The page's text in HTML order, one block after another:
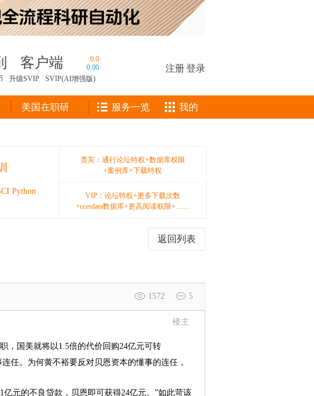
客户端
0.0
0.00
升级SVIP SVIP(AI增强版)
注册登录
美国在职研 服务一览 我的
Python
贵宾：通行论坛特权+数据库权限
+案例库+下载特权
VIP：论坛特权+更多下载次数
+ccerdata数据库+更高阅读权限+……
返回列表
1572 5
楼主
，国美就将以1.5倍的代价回购24亿元可转
任。为何黄不裕要反对贝恩资本的懂事的连任，
元的不良贷款，贝恩即可获得24亿元。”如此苛该